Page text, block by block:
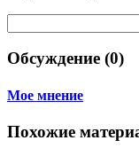
Обсуждение (0)
Мое мнение
Похожие